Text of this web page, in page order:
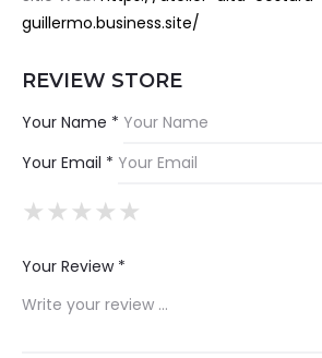
guillermo.business.site/
REVIEW STORE
Your Name *
Your Email *
★
★★
★★★
★★★★
★★★★★
Your Review *